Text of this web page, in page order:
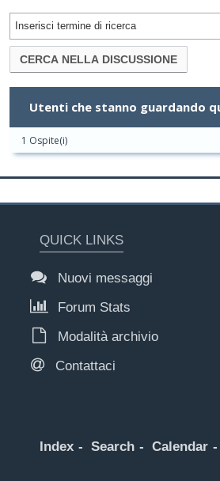
Utenti che stanno guardando
1 Ospite(i)
QUICK LINKS
Nuovi messaggi
Forum Stats
Modalità archivio
Contattaci
Index Search Calendar